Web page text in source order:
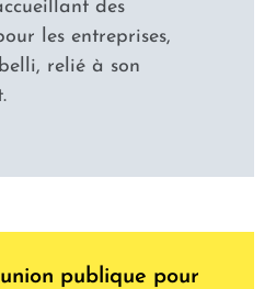
des
les entreprises,
relié à son
publique pour